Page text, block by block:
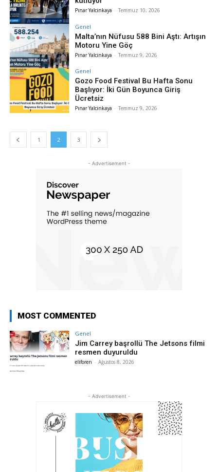
Pınar Yalcinkaya - Temmuz 10, 2026
Genel
Malta’nın Nüfusu 588 Bini Aştı: Artışın
Motoru Yine Göç
Pınar Yalcinkaya - Temmuz 9, 2026
Genel
Gozo Food Festival Bu Hafta Sonu
Başlıyor: İki Gün Boyunca Giriş
Ücretsiz
Pınar Yalcinkaya - Temmuz 9, 2026
1 2 3
- Advertisement -
MOST COMMENTED
Genel
Jim Carrey başrollü The Jetsons filmi
resmen duyuruldu
eliforen - Ağustos 8, 2026
- Advertisement -